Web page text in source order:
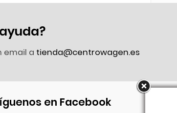
email a tienda@centrowagen.es
en Facebook